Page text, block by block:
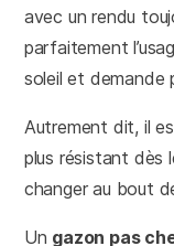
avec un rendu
parfaitement
soleil et demande
Autrement dit, il
plus résistant dès
changer au bout
Un gazon pas